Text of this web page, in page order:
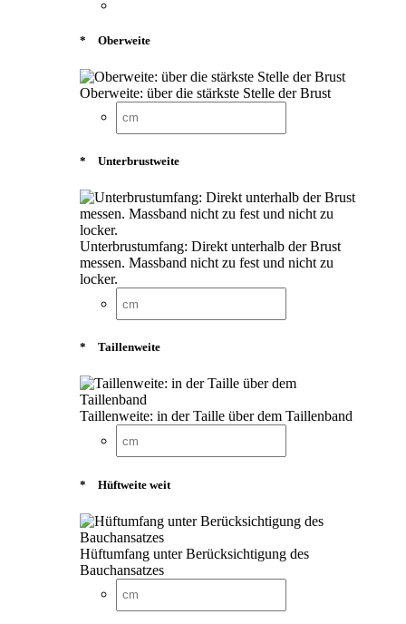
* Oberweite
Oberweite: über die stärkste Stelle der Brust
* Unterbrustweite
Unterbrustumfang: Direkt unterhalb der Brust
messen. Massband nicht zu fest und nicht zu
locker.
* Taillenweite
Taillenweite: in der Taille über dem Taillenband
* Hüftweite weit
Hüftumfang unter Berücksichtigung des
Bauchansatzes